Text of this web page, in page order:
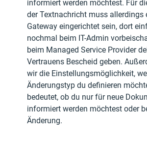
informiert werden möchtest. Für
der Textnachricht muss allerdings
Gateway eingerichtet sein, dort
nochmal beim IT-Admin
beim Managed Service Provider
Vertrauens Bescheid geben.
wir die Einstellungsmöglichkeit,
Änderungstyp du definieren
bedeutet, ob du nur für neue
informiert werden möchtest oder
Änderung.